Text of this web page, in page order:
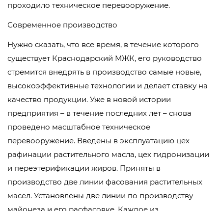
проходило техническое перевооружение.
Современное производство
Нужно сказать, что все время, в течение которого
существует Краснодарский МЖК, его руководство
стремится внедрять в производство самые новые,
высокоэффективные технологии и делает ставку на
качество продукции. Уже в новой истории
предприятия – в течение последних лет – снова
проведено масштабное техническое
перевооружение. Введены в эксплуатацию цех
рафинации растительного масла, цех гидронизации
и переэтерификации жиров. Приняты в
производство две линии фасования растительных
масел. Установлены две линии по производству